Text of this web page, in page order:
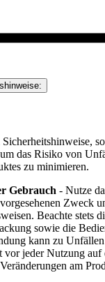
das Risiko von
zu minimieren.
Gebrauch - Nutze
Zweck
Beachte stets
sowie die
kann zu
vor jeder Nutzung auf
am